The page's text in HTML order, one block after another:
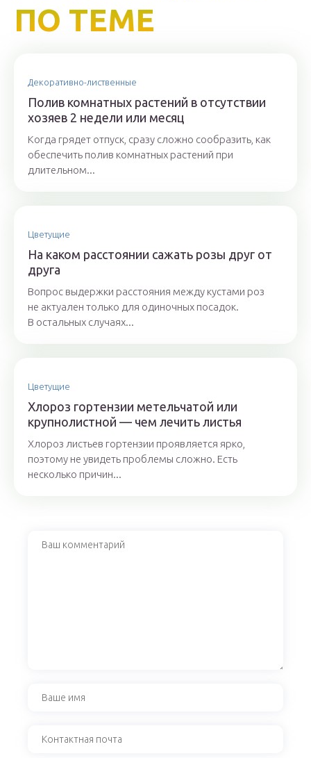
ПО ТЕМЕ
Декоративно-лиственные
Полив комнатных растений в отсутствии
хозяев 2 недели или месяц
Когда грядет отпуск, сразу сложно сообразить, как
обеспечить полив комнатных растений при
длительном...
Цветущие
На каком расстоянии сажать розы друг от
друга
Вопрос выдержки расстояния между кустами роз
не актуален только для одиночных посадок.
В остальных случаях...
Цветущие
Хлороз гортензии метельчатой или
крупнолистной — чем лечить листья
Хлороз листьев гортензии проявляется ярко,
поэтому не увидеть проблемы сложно. Есть
несколько причин...